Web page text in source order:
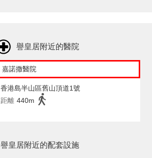
譽皇居附近的醫院
嘉諾撒醫院
香港島半山區舊山頂道1號
距離 440m
譽皇居附近的配套設施